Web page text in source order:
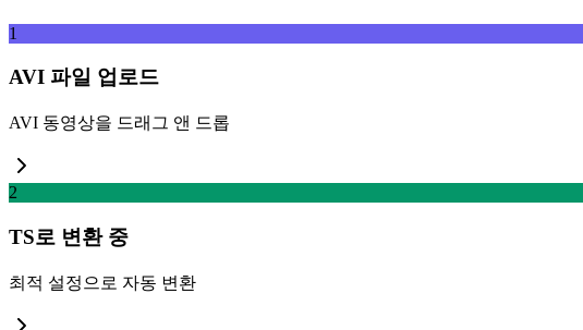
1
AVI 파일 업로드
AVI 동영상을 드래그 앤 드롭
2
TS로 변환 중
최적 설정으로 자동 변환